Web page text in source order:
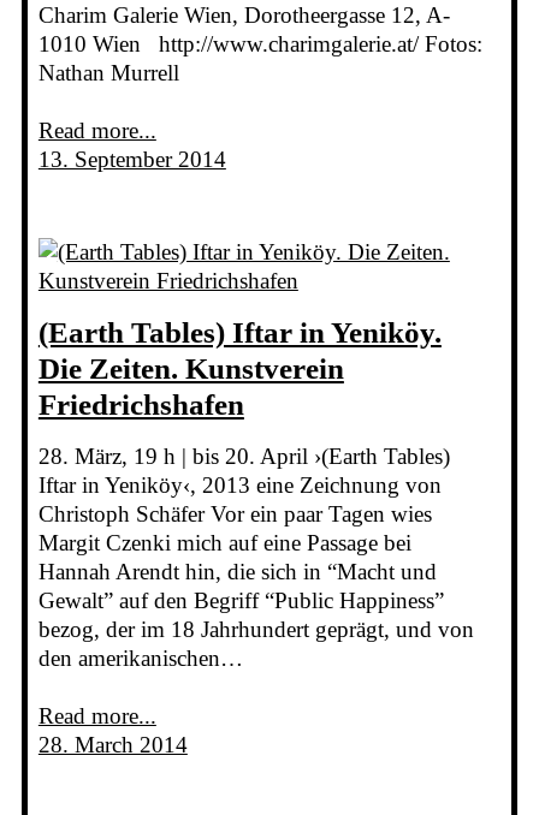
Charim Galerie Wien, Dorotheergasse 12, A-
1010 Wien http://www.charimgalerie.at/ Fotos:
Nathan Murrell
Read more...
13. September 2014
(Earth Tables) Iftar in Yeniköy.
Die Zeiten. Kunstverein
Friedrichshafen
28. März, 19 h | bis 20. April ›(Earth Tables)
Iftar in Yeniköy‹, 2013 eine Zeichnung von
Christoph Schäfer Vor ein paar Tagen wies
Margit Czenki mich auf eine Passage bei
Hannah Arendt hin, die sich in “Macht und
Gewalt” auf den Begriff “Public Happiness”
bezog, der im 18 Jahrhundert geprägt, und von
den amerikanischen…
Read more...
28. March 2014